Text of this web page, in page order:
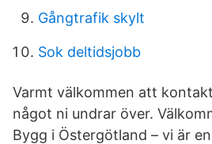
Gångtrafik skylt
Sok deltidsjobb
Varmt välkommen att
något ni undrar över.
Bygg i Östergötland – vi är